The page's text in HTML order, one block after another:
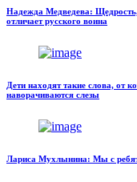
Надежда Медведева: Щедрость,
отличает русского воина
Дети находят такие слова, от
наворачиваются слезы
Лариса Мухлынина: Мы с